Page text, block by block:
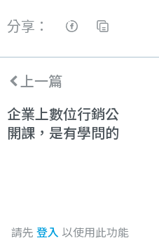
分享：
上一篇
企業上數位行銷公
開課，是有學問的
請先 登入 以使用此功能